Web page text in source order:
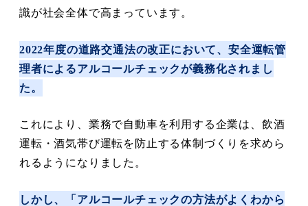
識が社会全体で高まっています。
2022年度の道路交通法の改正において、安全運転管
理者によるアルコールチェックが義務化されまし
た。
これにより、業務で自動車を利用する企業は、飲酒
運転・酒気帯び運転を防止する体制づくりを求めら
れるようになりました。
しかし、「アルコールチェックの方法がよくわから